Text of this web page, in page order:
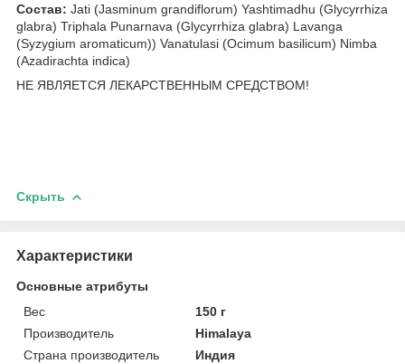
Состав: Jati (Jasminum grandiflorum) Yashtimadhu (Glycyrrhiza
glabra) Triphala Punarnava (Glycyrrhiza glabra) Lavanga
(Syzygium aromaticum)) Vanatulasi (Ocimum basilicum) Nimba
(Azadirachta indica)
НЕ ЯВЛЯЕТСЯ ЛЕКАРСТВЕННЫМ СРЕДСТВОМ!
Скрыть
Характеристики
Основные атрибуты
Вес
150 г
Производитель
Himalaya
Страна производитель
Индия